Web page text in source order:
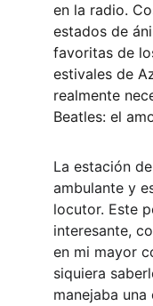
en la radio.
estados de
favoritas de
estivales de
realmente
Beatles: el
La estación
ambulante y
locutor. Este
interesante,
en mi mayor
siquiera
manejaba